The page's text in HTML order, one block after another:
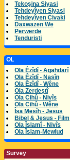
Tekoşina Siyasi
Tehdeyîyen Siyasi
Tehdeyîyen Civaki
Daxwazen We
Perwerde
Tenduristi
OL
Ola Êzîdî - Agahdarî
Ola Êzîdî - Nasîn
Ola Êzîdî - Wêne
Ola Zerdeştî
Ola Cihû - Nivîs
Ola Cihû - Wêne
Îsa Mesîh - Jesus
Bibel & Jesus - Film
Ola Îslamî - Nivîs
Ola Îslam-Mewlud
Survey